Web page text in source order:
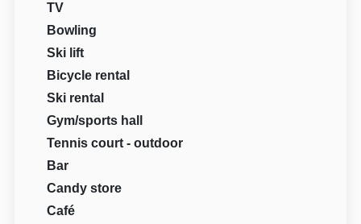
TV
Bowling
Ski lift
Bicycle rental
Ski rental
Gym/sports hall
Tennis court - outdoor
Bar
Candy store
Café